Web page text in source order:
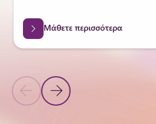
Προηγούμενη διαφάνεια
Επόμενη διαφάνεια
Μάθετε περισσότερα